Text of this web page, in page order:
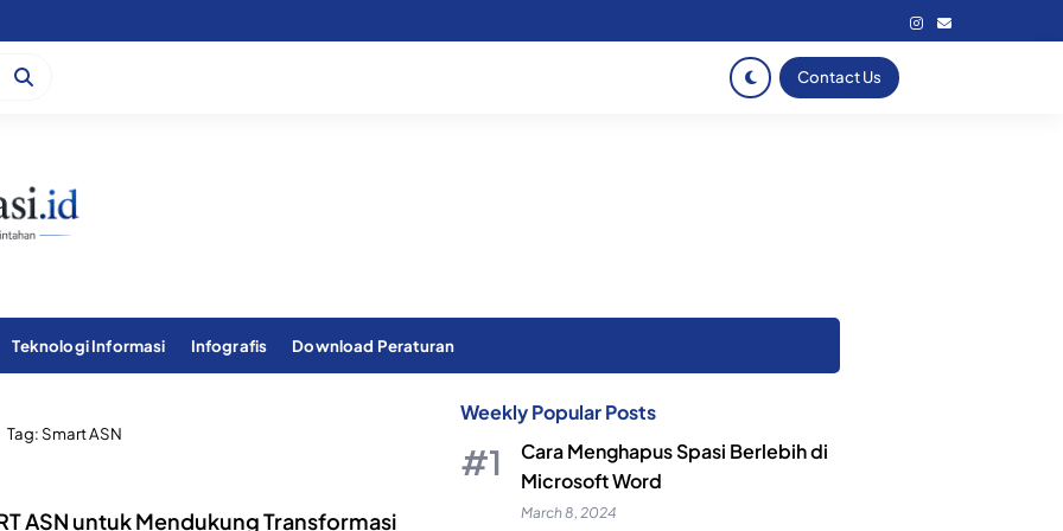
Contact Us
Teknologi Informasi Infografis Download Peraturan
Tag:Smart ASN
ASN untuk Mendukung Transformasi
Weekly Popular Posts
Cara Menghapus Spasi Berlebih di
Microsoft Word
March 8, 2024